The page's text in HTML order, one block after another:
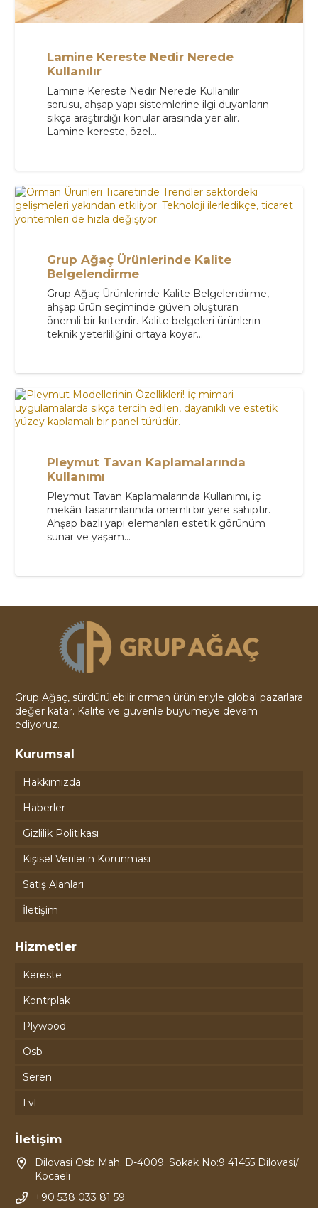
Lamine Kereste Nedir Nerede
Kullanılır
Lamine Kereste Nedir Nerede Kullanılır
sorusu, ahşap yapı sistemlerine ilgi duyanların
sıkça araştırdığı konular arasında yer alır.
Lamine kereste, özel…
Grup Ağaç Ürünlerinde Kalite
Belgelendirme
Grup Ağaç Ürünlerinde Kalite Belgelendirme,
ahşap ürün seçiminde güven oluşturan
önemli bir kriterdir. Kalite belgeleri ürünlerin
teknik yeterliliğini ortaya koyar…
Pleymut Tavan Kaplamalarında
Kullanımı
Pleymut Tavan Kaplamalarında Kullanımı, iç
mekân tasarımlarında önemli bir yere sahiptir.
Ahşap bazlı yapı elemanları estetik görünüm
sunar ve yaşam…
Grup Ağaç, sürdürülebilir orman ürünleriyle global pazarlara
değer katar. Kalite ve güvenle büyümeye devam
ediyoruz.
Kurumsal
Hakkımızda
Haberler
Gizlilik Politikası
Kişisel Verilerin Korunması
Satış Alanları
İletişim
Hizmetler
Kereste
Kontrplak
Plywood
Osb
Seren
Lvl
İletişim
Dilovasi Osb Mah. D-4009. Sokak No:9 41455 Dilovasi/
Kocaeli
+90 538 033 81 59